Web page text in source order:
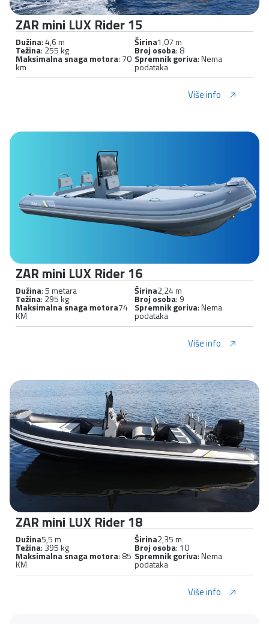
ZAR mini LUX Rider 15
Dužina: 4,6 m Širina1,07 m
Težina: 255 kg Broj osoba: 8
Maksimalna snaga motora: 70
km
Spremnik goriva: Nema
podataka
Više info
ZAR mini LUX Rider 16
Dužina: 5 metara Širina2,24 m
Težina: 295 kg Broj osoba: 9
Maksimalna snaga motora74
KM
Spremnik goriva: Nema
podataka
Više info
ZAR mini LUX Rider 18
Dužina5,5 m Širina2,35 m
Težina: 395 kg Broj osoba: 10
Maksimalna snaga motora: 85
KM
Spremnik goriva: Nema
podataka
Više info